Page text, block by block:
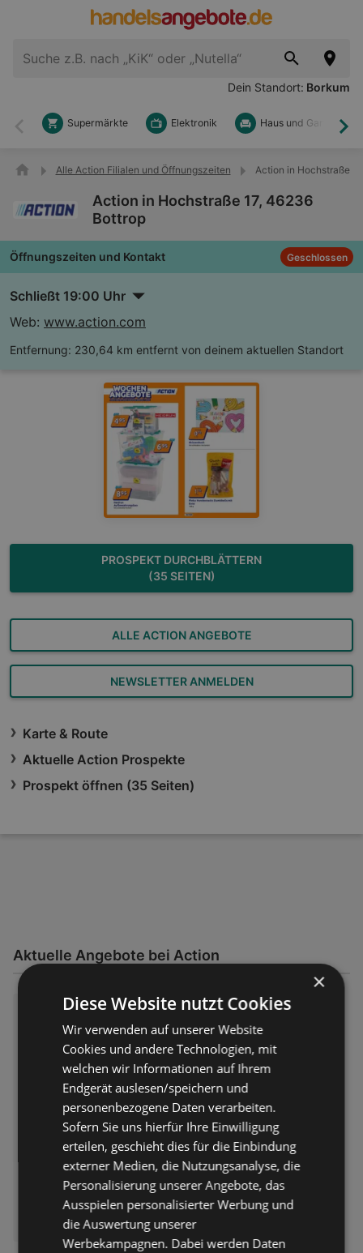
Dein Standort: Borkum
Zurück
Supermärkte Elektronik Haus und Garten
Alle Action Filialen und Öffnungszeiten Action in Hochstraße
Action in Hochstraße 17, 46236
Bottrop
Öffnungszeiten und Kontakt Geschlossen
Schließt 19:00 Uhr
Web: www.action.com
Entfernung: 230,64 km entfernt von deinem aktuellen Standort
PROSPEKT DURCHBLÄTTERN
(35 SEITEN)
ALLE ACTION ANGEBOTE
NEWSLETTER ANMELDEN
Karte & Route
Aktuelle Action Prospekte
Prospekt öffnen (35 Seiten)
Aktuelle Angebote bei Action
Action: Kleine Preise, große Fr
eude
Prospekt – 35 Seiten
Prospekt nur gültig bis:
Entfernt: 34,25 km
ERHÄLTLICH BEI:
Action
×
Diese Website nutzt Cookies
Wir verwenden auf unserer Website
Cookies und andere Technologien, mit
welchen wir Informationen auf Ihrem
Endgerät auslesen/speichern und
personenbezogene Daten verarbeiten.
Sofern Sie uns hierfür Ihre Einwilligung
erteilen, geschieht dies für die Einbindung
externer Medien, die Nutzungsanalyse, die
Personalisierung unserer Angebote, das
Ausspielen personalisierter Werbung und
die Auswertung unserer
Werbekampagnen. Dabei werden Daten